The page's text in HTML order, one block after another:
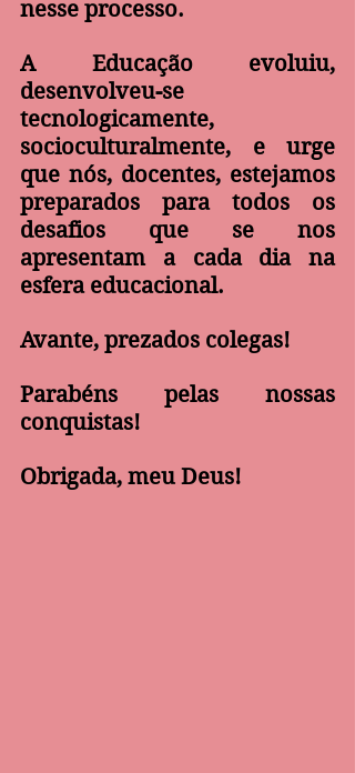
nesse processo.
A Educação evoluiu,
desenvolveu-se
tecnologicamente,
socioculturalmente, e urge
que nós, docentes, estejamos
preparados para todos os
desafios que se nos
apresentam a cada dia na
esfera educacional.
Avante, prezados colegas!
Parabéns pelas nossas
conquistas!
Obrigada, meu Deus!